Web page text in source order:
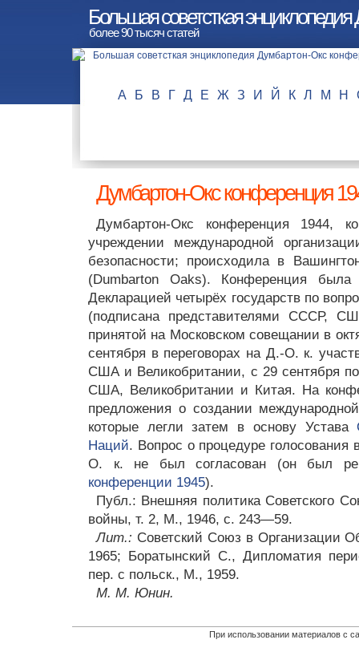
Большая советсткая
более 90 тысяч статей
А Б В Г Д Е Ж З И Й К Л М Н
Думбартон-Окс конференция
Думбартон-Окс конференция 1944,
учреждении международной
безопасности; происходила в
(Dumbarton Oaks). Конференция была
Декларацией четырёх государств по
(подписана представителями СССР,
принятой на Московском совещании в
сентября в переговорах на Д.-О. к.
США и Великобритании, с 29 сентября
США, Великобритании и Китая. На
предложения о создании
которые легли затем в основу Устава
Наций. Вопрос о процедуре голосования
О. к. не был согласован (он был
конференции 1945).
Публ.: Внешняя политика Советского
войны, т. 2, М., 1946, с. 243—59.
Лит.: Советский Союз в Организации
1965; Боратынский С., Дипломатия
пер. с польск., М., 1959.
М. М. Юнин.
При использовании материалов с